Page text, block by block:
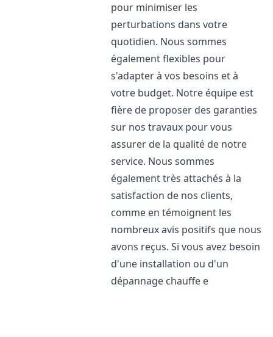
pour minimiser les
perturbations dans votre
quotidien. Nous sommes
également flexibles pour
s'adapter à vos besoins et à
votre budget. Notre équipe est
fière de proposer des garanties
sur nos travaux pour vous
assurer de la qualité de notre
service. Nous sommes
également très attachés à la
satisfaction de nos clients,
comme en témoignent les
nombreux avis positifs que nous
avons reçus. Si vous avez besoin
d'une installation ou d'un
dépannage chauffe e